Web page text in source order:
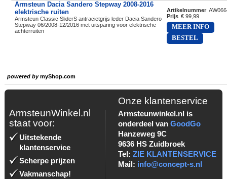
Armsteun Dacia Sandero Stepway 2008-2016
elektrische ruiten
Armsteun Classic SliderS antracietgrijs leder Dacia Sandero
Stepway 06/2008-12/2016 met uitsparing voor elektrische
achterruiten
Artikelnummer
Prijs € 99,99
MEER INFO
BESTEL
powered bymyShop.com
ArmsteunWinkel.nl
staat voor:
Uitstekende
klantenservice
Scherpe prijzen
Vakmanschap!
Onze klantenservice
Armsteunwinkel.nl is
onderdeel van GoodGo
Hanzeweg 9C
9636 HS Zuidbroek
Tel: ZIE KLANTENSERVICE
Mail: info@concept-s.nl